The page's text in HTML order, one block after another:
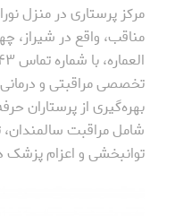
مرکز پرستاری در منزل
مناقب، واقع در شیراز،
تخصصی مراقبتی و
بهره‌گیری از پرستاران
شامل مراقبت سالمندان،
توانبخشی و اعزام پزشک